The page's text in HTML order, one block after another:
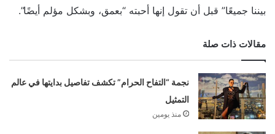
بيننا جميعًا” قبل أن تقول إنها أحبته “بعمق، وبشكل مؤلم أيضًا”.
مقالات ذات صلة
نجمة “التفاح الحرام” تكشف تفاصيل بدايتها في عالم
التمثيل
منذ يومين